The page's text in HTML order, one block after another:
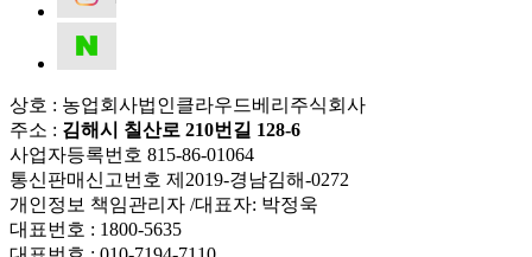
상호 : 농업회사법인클라우드베리주식회사
주소 : 김해시 칠산로 210번길 128-6
사업자등록번호 815-86-01064
통신판매신고번호 제2019-경남김해-0272
개인정보 책임관리자 /대표자: 박정욱
대표번호 : 1800-5635